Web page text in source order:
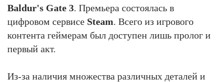
Baldur's Gate 3. Премьера состоялась в
цифровом сервисе Steam. Всего из игрового
контента геймерам был доступен лишь пролог и
первый акт.
Из-за наличия множества различных деталей и